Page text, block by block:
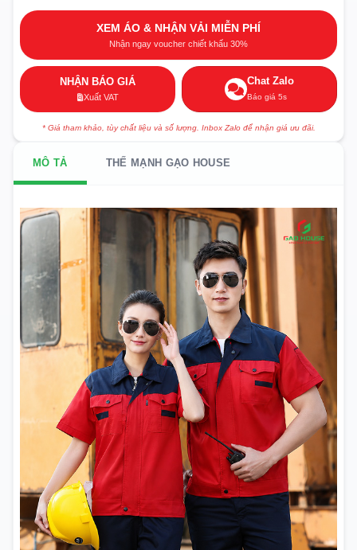
XEM ÁO & NHẬN VẢI MIỄN PHÍ
Nhận ngay voucher chiết khấu 30%
NHẬN BÁO GIÁ
Xuất VAT
Chat Zalo
Báo giá 5s
* Giá tham khảo, tùy chất liệu và số lượng. Inbox Zalo để nhận giá ưu đãi.
MÔ TẢ THẾ MẠNH GẠO HOUSE